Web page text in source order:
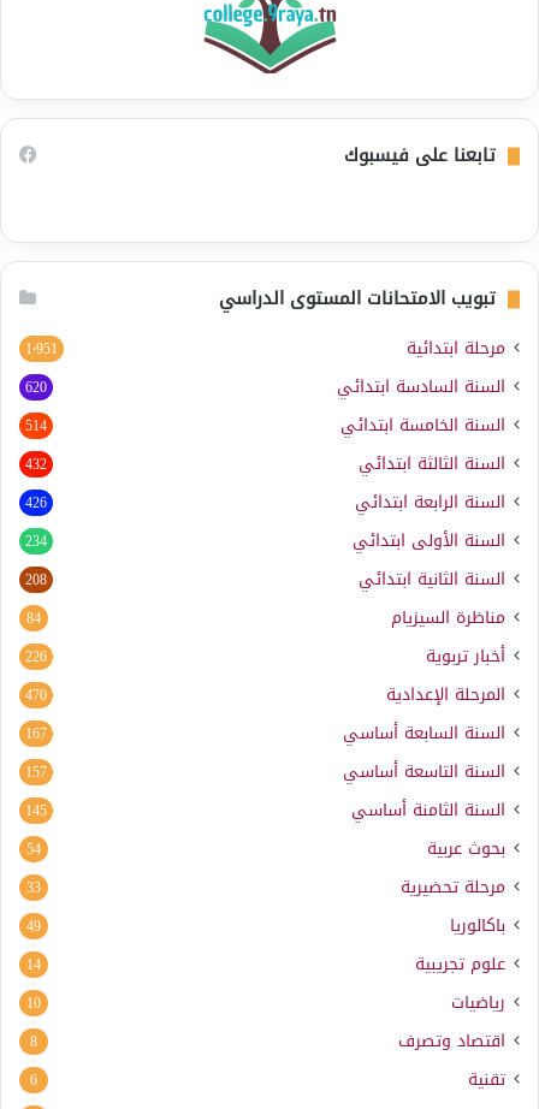
تابعنا على فيسبوك
تبويب الامتحانات المستوى الدراسي
مرحلة ابتدائية 1٬951
السنة السادسة ابتدائي 620
السنة الخامسة ابتدائي 514
السنة الثالثة ابتدائي 432
السنة الرابعة ابتدائي 426
السنة الأولى ابتدائي 234
السنة الثانية ابتدائي 208
مناظرة السيزيام 84
أخبار تربوية 226
المرحلة الإعدادية 470
السنة السابعة أساسي 167
السنة التاسعة أساسي 157
السنة الثامنة أساسي 145
بحوث عربية 54
مرحلة تحضيرية 33
باكالوريا 49
علوم تجريبية 14
رياضيات 10
اقتصاد وتصرف 8
تقنية 6